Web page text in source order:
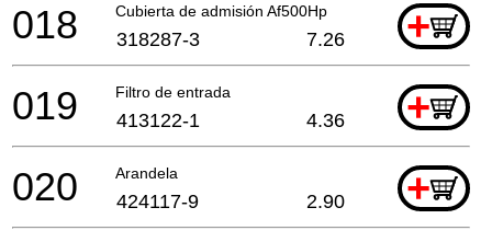
Cubierta de admisión Af500Hp +
018 318287-3 7.26
Filtro de entrada +
019 413122-1 4.36
Arandela +
020 424117-9 2.90